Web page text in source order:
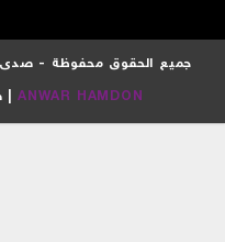
جميع الحقوق محفوظة - صدى
ANWAR HAMDON
|